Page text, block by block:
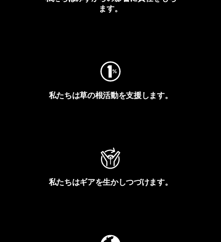
ます。
私たちは草の根活動を支援します。
私たちはギアを生かしつづけます。